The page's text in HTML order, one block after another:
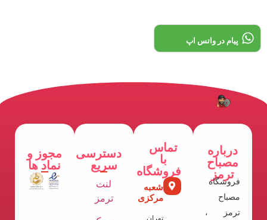
پیام در واتس اپ
درباره
مصباح
ترمز
فروشگاه
مصباح
ترمز ،
تماس
با
فروشگاه
شعبه
مرکزی
تهران
دسترسی
سریع
لنت
ترمز
مجوز و
نماد ها